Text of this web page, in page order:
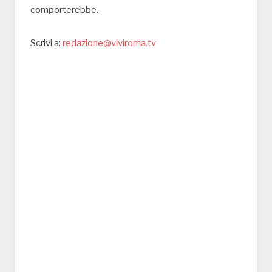
comporterebbe.
Scrivi a: redazione@viviroma.tv